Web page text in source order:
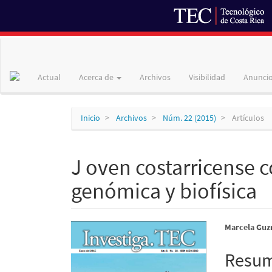
principal
Actual Acerca de Archivos Visibilidad
Inicio Archivos Núm. 22 (2015) Artículos
J oven costarricense
genómica y biofísica
Barra
lateral
Marcela